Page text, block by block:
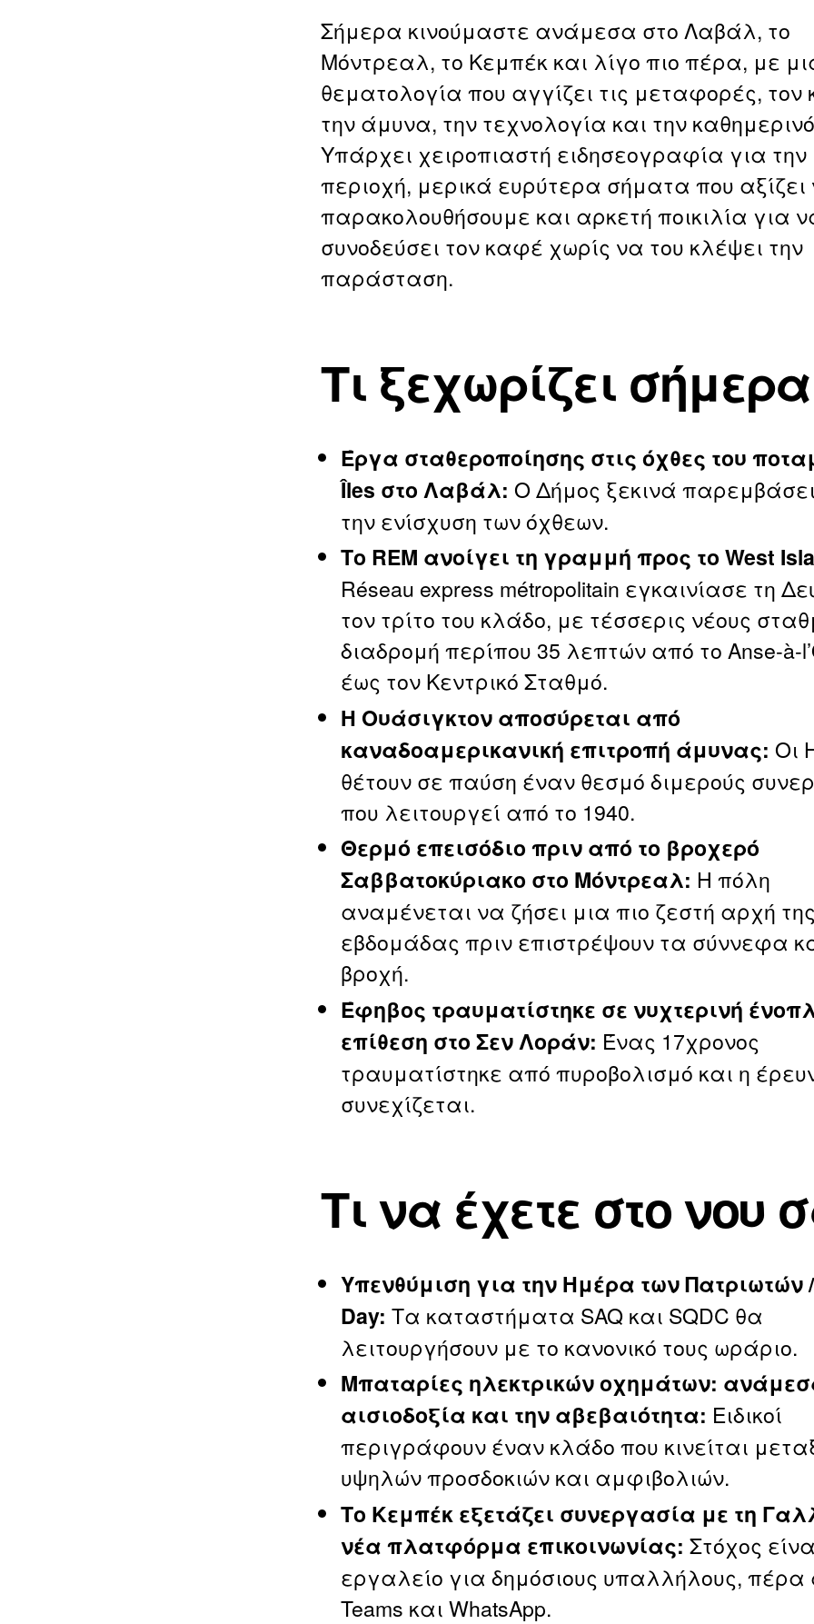
Σήμερα κινούμαστε ανάμεσα στο Λαβάλ, το
Μόντρεαλ, το Κεμπέκ και λίγο πιο πέρα, με
θεματολογία που αγγίζει τις μεταφορές, τον
την άμυνα, την τεχνολογία και την
Υπάρχει χειροπιαστή ειδησεογραφία για την
περιοχή, μερικά ευρύτερα σήματα που αξίζει
παρακολουθήσουμε και αρκετή ποικιλία για
συνοδεύσει τον καφέ χωρίς να του κλέψει την
παράσταση.
Τι ξεχωρίζει σήμερα
Έργα σταθεροποίησης στις όχθες του
Îles στο Λαβάλ: Ο Δήμος ξεκινά
την ενίσχυση των όχθεων.
Το REM ανοίγει τη γραμμή προς το West
Réseau express métropolitain εγκαινίασε τη
τον τρίτο του κλάδο, με τέσσερις νέους
διαδρομή περίπου 35 λεπτών από το
έως τον Κεντρικό Σταθμό.
Η Ουάσιγκτον αποσύρεται από
καναδοαμερικανική επιτροπή άμυνας: Οι
θέτουν σε παύση έναν θεσμό διμερούς
που λειτουργεί από το 1940.
Θερμό επεισόδιο πριν από το βροχερό
Σαββατοκύριακο στο Μόντρεαλ: Η πόλη
αναμένεται να ζήσει μια πιο ζεστή αρχή της
εβδομάδας πριν επιστρέψουν τα σύννεφα
βροχή.
Έφηβος τραυματίστηκε σε νυχτερινή
επίθεση στο Σεν Λοράν: Ένας 17χρονος
τραυματίστηκε από πυροβολισμό και η
συνεχίζεται.
Τι να έχετε στο νου
Υπενθύμιση για την Ημέρα των Πατριωτών
Day: Τα καταστήματα SAQ και SQDC θα
λειτουργήσουν με το κανονικό τους ωράριο.
Μπαταρίες ηλεκτρικών οχημάτων:
αισιοδοξία και την αβεβαιότητα: Ειδικοί
περιγράφουν έναν κλάδο που κινείται
υψηλών προσδοκιών και αμφιβολιών.
Το Κεμπέκ εξετάζει συνεργασία με τη
νέα πλατφόρμα επικοινωνίας: Στόχος
εργαλείο για δημόσιους υπαλλήλους, πέρα
Teams και WhatsApp.